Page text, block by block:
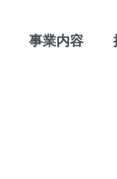
事業内容